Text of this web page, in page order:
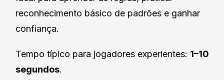
reconhecimento básico de padrões e ganhar
confiança.
Tempo típico para jogadores experientes: 1–10
segundos.